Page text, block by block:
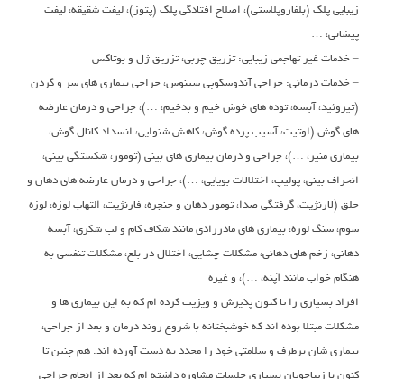
زیبایی پلک (بلفاروپلاستی)، اصلاح افتادگی پلک (پتوز)، لیفت شقیقه، لیفت
پیشانی، …
– خدمات غیر تهاجمی زیبایی: تزریق چربی، تزریق ژل و بوتاکس
– خدمات درمانی: جراحی آندوسکوپی سینوس، جراحی بیماری های سر و گردن
(تیروئید، آبسه، توده های خوش خیم و بدخیم، …)، جراحی و درمان عارضه
های گوش (اوتیت، آسیب پرده گوش، کاهش شنوایی، انسداد کانال گوش،
بیماری منیر، …)، جراحی و درمان بیماری های بینی (تومور، شکستگی بینی،
انحراف بینی، پولیپ، اختلالات بویایی، …)، جراحی و درمان عارضه های دهان و
حلق (لارنژیت، گرفتگی صدا، تومور دهان و حنجره، فارنژیت، التهاب لوزه، لوزه
سوم، سنگ لوزه، بیماری های مادرزادی مانند شکاف کام و لب شکری، آبسه
دهانی، زخم های دهانی، مشکلات چشایی، اختلال در بلع، مشکلات تنفسی به
هنگام خواب مانند آپنه، …)، و غیره
افراد بسیاری را تا کنون پذیرش و ویزیت کرده ام که به این بیماری ها و
مشکلات مبتلا بوده اند که خوشبختانه با شروع روند درمان و بعد از جراحی،
بیماری شان برطرف و سلامتی خود را مجدد به دست آورده اند. هم چنین تا